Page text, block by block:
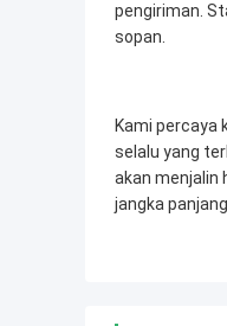
pengiriman.
sopan.
Kami percaya
selalu yang
akan menjalin
jangka